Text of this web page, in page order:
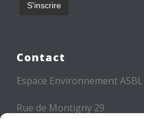
Contact
Espace Environnement ASBL
Rue de Montigny 29